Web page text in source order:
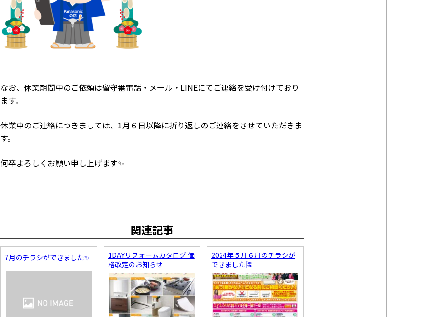
なお、休業期間中のご依頼は留守番電話・メール・LINEにてご連絡を受け付けており
ます。
休業中のご連絡につきましては、1月６日以降に折り返しのご連絡をさせていただきま
す。
何卒よろしくお願い申し上げます✨
関連記事
7月のチラシができました✨
1DAYリフォームカタログ 価
格改定のお知らせ
2024年５月６月のチラシが
できました🎏